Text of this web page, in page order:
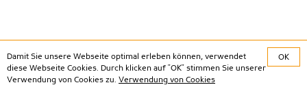
Damit Sie unsere Webseite optimal erleben können, verwendet
diese Webseite Cookies. Durch klicken auf "OK" stimmen Sie unserer
Verwendung von Cookies zu. Verwendung von Cookies
OK